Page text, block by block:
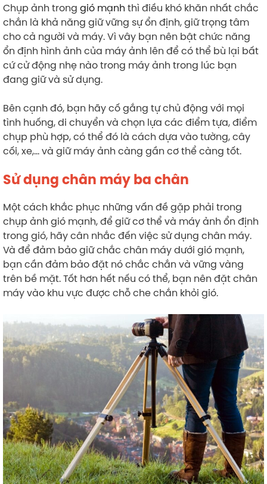
Chụp ảnh trong gió mạnh thì điều khó khăn nhất chắc
chắn là khả năng giữ vững sự ổn định, giữ trọng tâm
cho cả người và máy. Vì vây bạn nên bật chức năng
ổn định hình ảnh của máy ảnh lên để có thể bù lại bất
cứ cử động nhẹ nào trong máy ảnh trong lúc bạn
đang giữ và sử dụng.
Bên cạnh đó, bạn hãy cố gắng tự chủ động với mọi
tình huống, di chuyển và chọn lựa các điểm tựa, điểm
chụp phù hợp, có thể đó là cách dựa vào tường, cây
cối, xe,… và giữ máy ảnh càng gần cơ thể càng tốt.
Sử dụng chân máy ba chân
Một cách khắc phục những vấn đề gặp phải trong
chụp ảnh gió mạnh, để giữ cơ thể và máy ảnh ổn định
trong gió, hãy cân nhắc đến việc sử dụng chân máy.
Và để đảm bảo giữ chắc chân máy dưới gió mạnh,
bạn cần đảm bảo đặt nó chắc chắn và vững vàng
trên bề mặt. Tốt hơn hết nếu có thể, bạn nên đặt chân
máy vào khu vực được chỗ che chắn khỏi gió.